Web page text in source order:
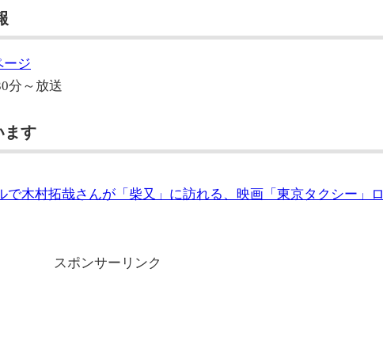
ージ
分～放送
ます
で木村拓哉さんが「柴又」に訪れる、映画「東京タクシー」ロ
スポンサーリンク